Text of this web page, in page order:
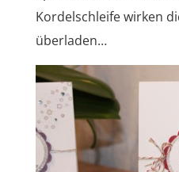
Kordelschleife wirken
überladen…